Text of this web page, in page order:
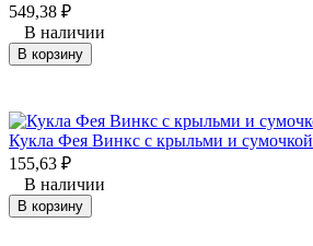
549,38 ₽
В наличии
В корзину
Кукла Фея Винкс с крыльми и сумочкой
155,63 ₽
В наличии
В корзину